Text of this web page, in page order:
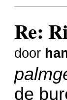
Re:
door
de